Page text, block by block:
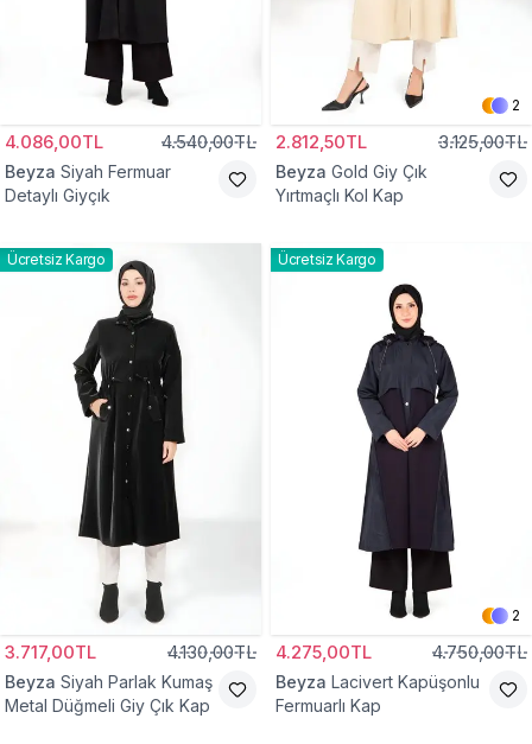
4.086,00TL 4.540,00TL
Beyza Siyah Fermuar
Detaylı Giyçık
2
2.812,50TL 3.125,00TL
Beyza Gold Giy Çık
Yırtmaçlı Kol Kap
Ücretsiz Kargo
3.717,00TL 4.130,00TL
Beyza Siyah Parlak Kumaş
Metal Düğmeli Giy Çık Kap
Ücretsiz Kargo
2
4.275,00TL 4.750,00TL
Beyza Lacivert Kapüşonlu
Fermuarlı Kap